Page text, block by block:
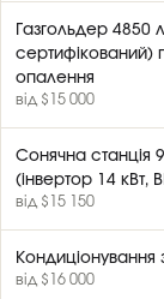
Газгольдер 4850
сертифікований)
опалення
від $15 000
Сонячна станція
(інвертор 14 кВт,
від $15 150
від $16 000